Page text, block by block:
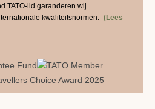
TATO-lid garanderen wij
kwaliteitsnormen. (Lees